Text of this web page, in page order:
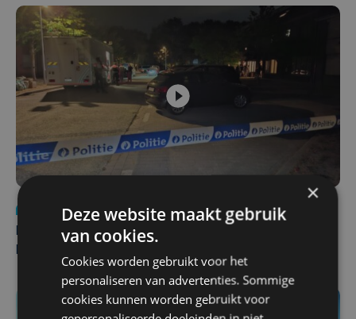
Nieuws
di 4 augustus | 09:32
Man en vrouw dood aangetroffen in woning in Sint-
Pieters Brugge
×
Deze website maakt gebruik
van cookies.
Cookies worden gebruikt voor het
personaliseren van advertenties. Sommige
cookies kunnen worden gebruikt voor